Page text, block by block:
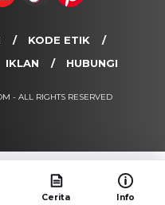
KODE ETIK
IKLAN HUBUNGI
- ALL RIGHTS RESERVED
Cerita Info